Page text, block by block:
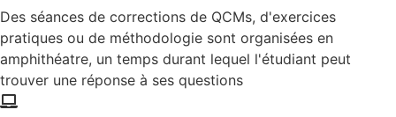
Des séances de corrections de QCMs, d'exercices
pratiques ou de méthodologie sont organisées en
amphithéatre, un temps durant lequel l'étudiant peut
trouver une réponse à ses questions